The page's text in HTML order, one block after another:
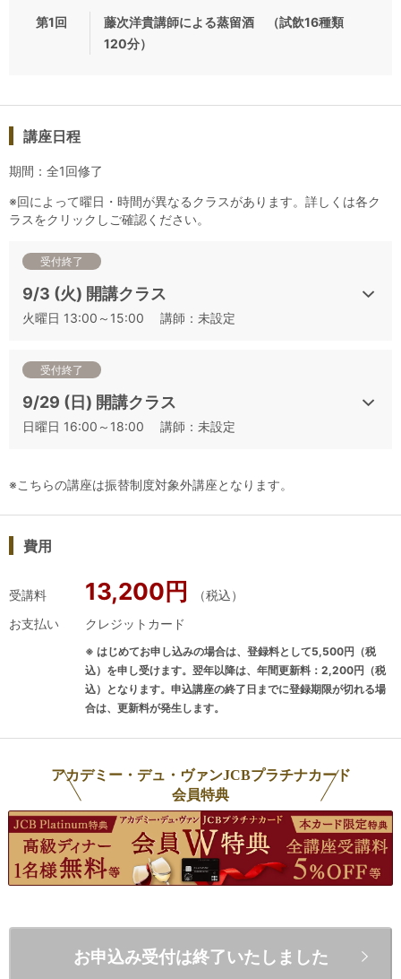
ムリエで受験される方は「J.S.A.ソムリエ 論述対策講座」の受
講もおすすめです。
出題されます。日頃意図して試飲することが少ない為、苦手意
識つよい受講生も多いはず。こちらの講座では、「蒸留酒」お
と特定方法を学びます。全般的にアルコール度数が高い酒類に
なります。「蒸留酒」および「リキュール」、「酒精強化」に
特化したテイスティング方法も伝授いたします。
最低催行人数 ： 5名
催行決定日 ： 開講日の5日前
同一テーマの供出ワインその他のお酒は全日程で同じとなりま
す。
※講座の録音・撮影行為、テイスティングアイテムの持ち帰り
▼日程から講座をお探しの方はこちらをご確認ください
覧【カレンダー】【講座一覧】
2024 JSAソムリエ/ワインエキスパート二次試験対策講座スケ
ジュール_大阪校
2024 ソムリエ/ワインエキスパート二次試験対策講座一覧_大
▼その他の講座は下記よりお申込みいただけます
二次対策のスタートは、まずこちら！集中トレーニング×4回の
二次試験対策 合格力UP！【テイスティングコンプリートプラ
ン(全4回)】
講座がおススメ
「基本と得点テクニック」単発講座
二次対策の基本と得点テクニック：白ワイン編（二次テク白）
二次対策の基本と得点テクニック：赤ワイン編（二次テク赤）
「最頻出6品種」単発講座
最頻出6品種 新世界編（新6種）
最頻出6品種 新旧世界シャッフル編（混合6種）①
最頻出6品種 新旧世界シャッフル編（混合6種）②
第1回
藤次洋貴講師による蒸留酒 （試飲16種類
120分）
講座日程
期間：全1回修了
※回によって曜日・時間が異なるクラスがあります。詳しくは各ク
ラスをクリックしご確認ください。
受付終了
9/3 (火) 開講クラス
火曜日 13:00～15:00 講師：未設定
受付終了
9/29 (日) 開講クラス
日曜日 16:00～18:00 講師：未設定
※こちらの講座は振替制度対象外講座となります。
費用
受講料 13,200円
（税込）
お支払い
クレジットカード
※ はじめてお申し込みの場合は、登録料として5,500円（税
込）を申し受けます。翌年以降は、年間更新料：2,200円（税
込）となります。申込講座の終了日までに登録期限が切れる場
合は、更新料が発生します。
アカデミー・デュ・ヴァンJCBプラチナカード
会員特典
お申込み受付は終了いたしました